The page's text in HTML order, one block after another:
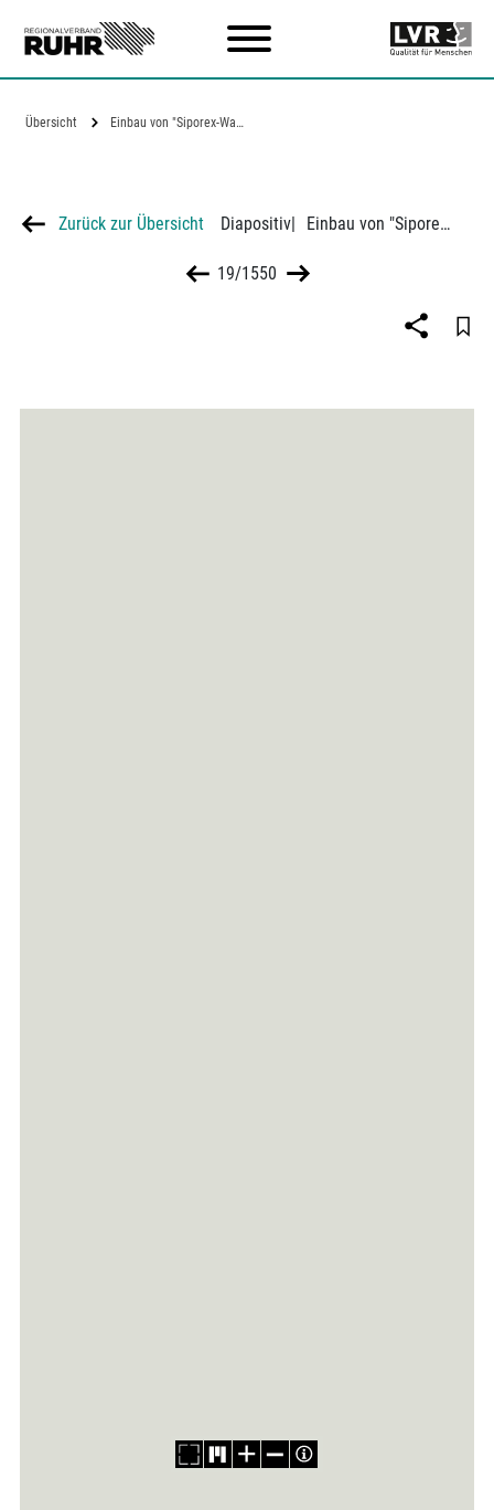
Übersicht Einbau von "Siporex-Wandplatten" beim…
Zurück zur Übersicht Diapositiv| Einbau von "Siporex-Wandplatten" beim Hausbau
19/1550